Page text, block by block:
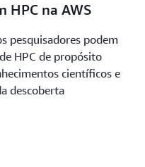
HPC na AWS
pesquisadores podem
HPC de propósito
científicos e
descoberta